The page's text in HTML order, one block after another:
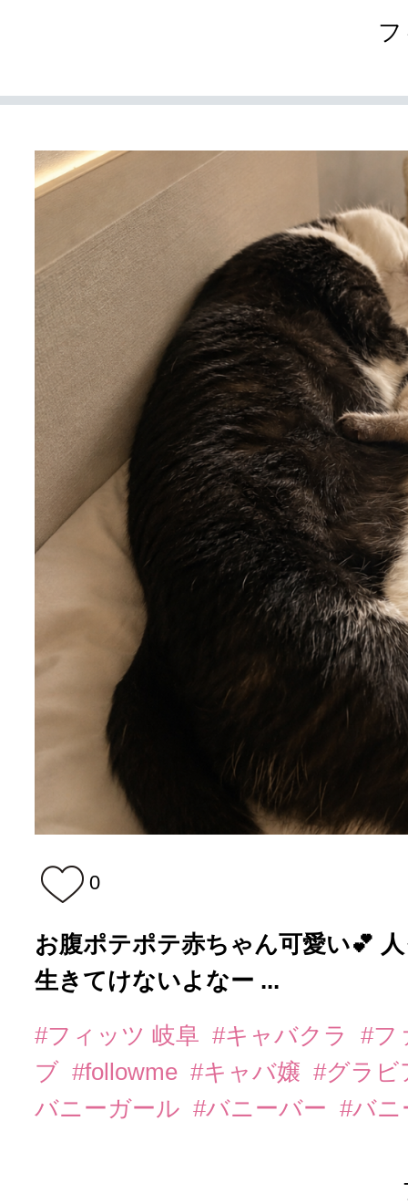
0
お腹ポテポテ赤ちゃん可愛い💕
生きてけないよなー ...
#フィッツ 岐阜 #キャバクラ
#フ
ブ #followme #キャバ嬢 #グラ
バニーガール #バニーバー #バ